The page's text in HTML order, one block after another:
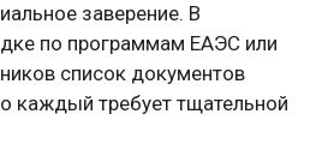
заверение. В
по программам ЕАЭС или
список документов
каждый требует тщательной